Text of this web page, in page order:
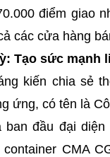
điểm giao
các cửa hàng
Tạo sức
kiến chia sẻ
ứng, có tên là
đầu đại
CMA